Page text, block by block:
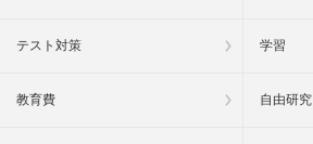
テスト対策 学習
教育費 自由研究